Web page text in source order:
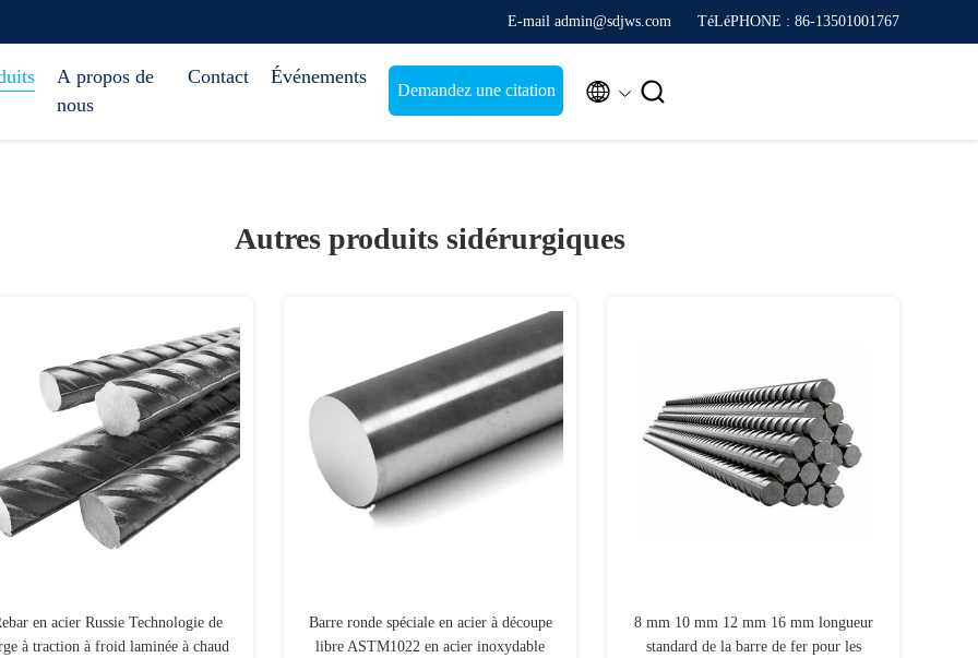
E-mail admin@sdjws.com TéLéPHONE : 86-13501001767
A propos de
nous
Contact Événements
Demandez une citation  
Autres produits sidérurgiques
en acier Russie Technologie de
à traction à froid laminée à chaud
Barre ronde spéciale en acier à découpe
libre ASTM1022 en acier inoxydable
8 mm 10 mm 12 mm 16 mm longueur
standard de la barre de fer pour les